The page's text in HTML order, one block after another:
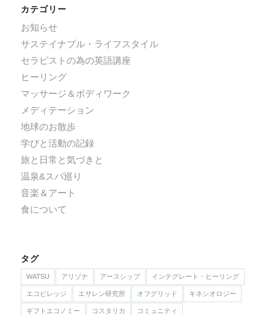
カテゴリー
お知らせ
サステイナブル・ライフスタイル
セラピストの為の英語講座
ヒーリング
マッサージ＆ボディワーク
メディテーション
地球のお散歩
学びと活動の記録
旅と日常と気づきと
温泉&スパ巡り
音楽＆アート
食について
タグ
WATSU アリゾナ アースシップ インテグレート・ヒーリング
エコビレッジ エサレン研究所 オフグリッド キネシオロジー
ギフトエコノミー コスタリカ コミュニティ